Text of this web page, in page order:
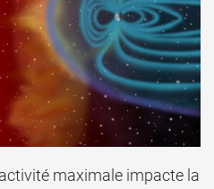
maximale impacte la